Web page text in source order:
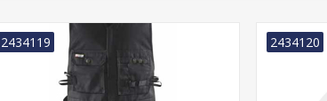
2434119 2434120